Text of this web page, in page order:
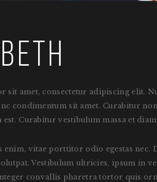
sit amet, consectetur adipiscing elit.
condimentum sit amet. Curabitur
est. Curabitur vestibulum massa et
enim, vitae porttitor odio egestas nec.
Vestibulum ultricies, ipsum in
convallis pharetra tortor quis